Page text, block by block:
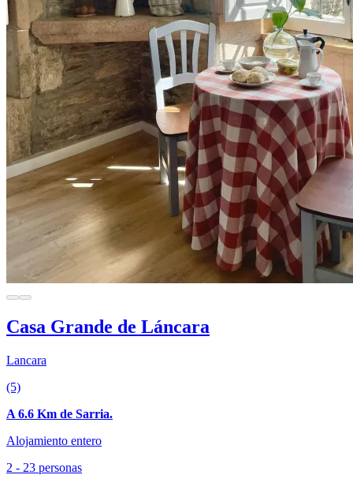
Casa Grande de Láncara
Lancara
(5)
A 6.6 Km de Sarria.
Alojamiento entero
2 - 23 personas